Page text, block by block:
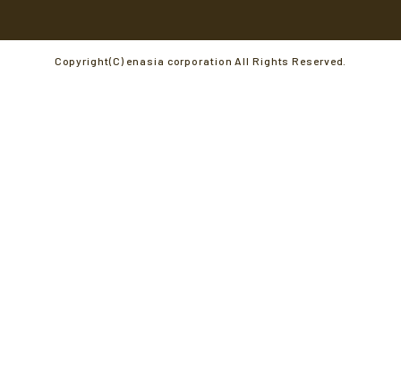
Copyright(C) enasia corporation All Rights Reserved.